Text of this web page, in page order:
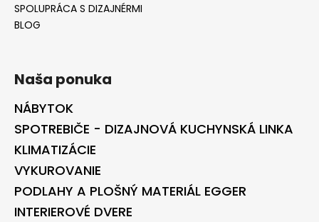
SPOLUPRÁCA S DIZAJNÉRMI
BLOG
Naša ponuka
NÁBYTOK
SPOTREBIČE - DIZAJNOVÁ KUCHYNSKÁ LINKA
KLIMATIZÁCIE
VYKUROVANIE
PODLAHY A PLOŠNÝ MATERIÁL EGGER
INTERIEROVÉ DVERE